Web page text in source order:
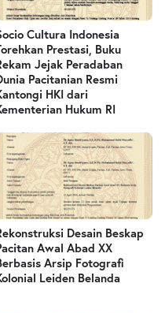
Cultura Indonesia
Prestasi, Buku
Jejak Peradaban
Pacitanian Resmi
HKI dari
Hukum RI
Desain Beskap
Awal Abad XX
Arsip Fotografi
Leiden Belanda